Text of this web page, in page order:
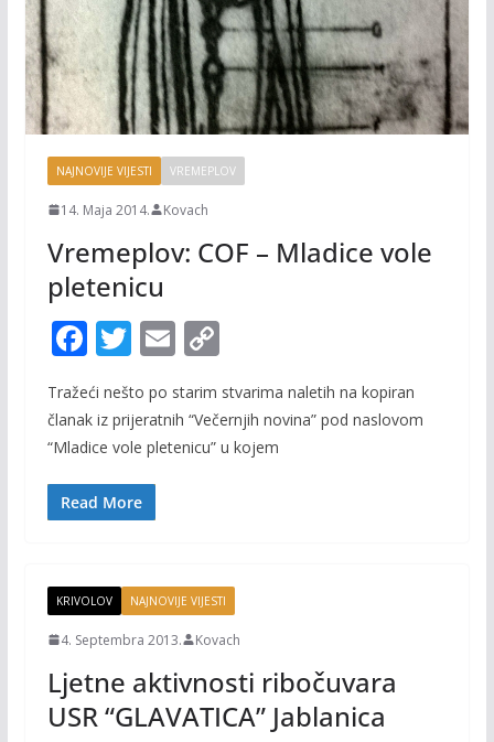
NAJNOVIJE VIJESTI VREMEPLOV
14. Maja 2014. Kovach
Vremeplov: COF – Mladice vole
pletenicu
F
ac
e
b
o
o
T
itt
er
E
ai
l
C
p
y
Tražeći nešto po starim stvarima naletih na kopiran
članak iz prijeratnih “Večernjih novina” pod naslovom
“Mladice vole pletenicu” u kojem
Read More
KRIVOLOV NAJNOVIJE VIJESTI
4. Septembra 2013. Kovach
Ljetne aktivnosti ribočuvara
USR “GLAVATICA” Jablanica